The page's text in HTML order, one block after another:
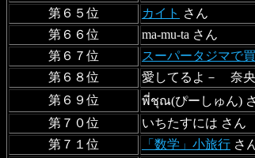
第６５位
カイト さん
第６６位
ma-mu-ta さん
第６７位
スーパータジマで
第６８位
愛してるよ－ 奈
第６９位
พี่ชุณ(ぴーしゅん)
第７０位
いちたすには さん
第７１位
「数学」小旅行 さ